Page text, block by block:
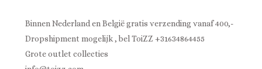
Binnen Nederland en België gratis verzending vanaf 400,-
Dropshipment mogelijk , bel ToiZZ +31634864455
Grote outlet collecties